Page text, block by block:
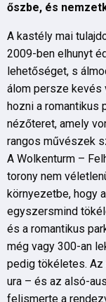
őszbe, és
A kastély mai
2009-ben elhunyt
lehetőséget, s
álom persze kevés
hozni a romantikus
nézőteret, amely
rangos művészek
A Wolkenturm –
torony nem
környezetbe, hogy
egyszersmind
és a romantikus
még vagy 300-an
pedig tökéletes.
ura – és az alsó-
felismerte a